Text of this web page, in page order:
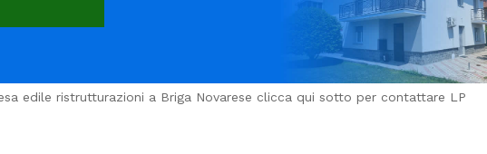
edile ristrutturazioni a Briga Novarese clicca qui sotto per contattare LP